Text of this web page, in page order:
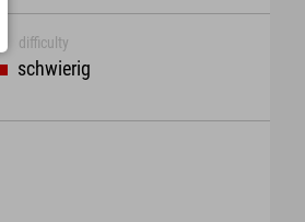
difficulty
schwierig